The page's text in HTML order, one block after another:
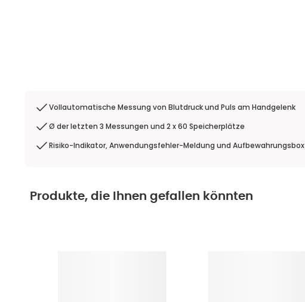
Vollautomatische Messung von Blutdruck und Puls am Handgelenk
Ø der letzten 3 Messungen und 2 x 60 Speicherplätze
Risiko-Indikator, Anwendungsfehler-Meldung und Aufbewahrungsbox
Produkte, die Ihnen gefallen könnten